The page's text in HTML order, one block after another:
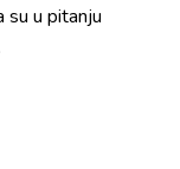
su u pitanju